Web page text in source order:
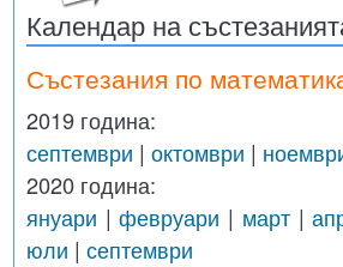
Календар на
Състезания по
2019 година:
септември | октомври |
2020 година:
януари |февруари | март|
юли | септември